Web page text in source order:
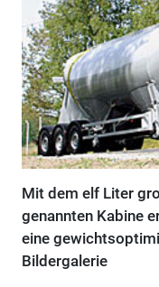
Mit dem elf Liter
genannten Kabine
eine
Bildergalerie